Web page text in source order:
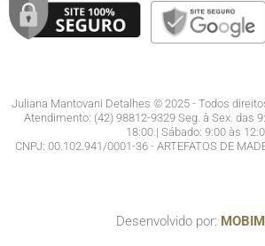
Juliana Mantovani Detalhes © 2025 - Todos
Atendimento: (42) 98812-9329 Seg. à Sex. das
18:00.| Sábado: 9:00 às
CNPJ: 00.102.941/0001-36 - ARTEFATOS DE
Desenvolvido por: